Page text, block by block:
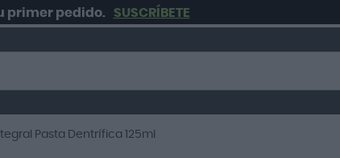
pedido. SUSCRÍBETE
Pasta Dentrífica 125ml